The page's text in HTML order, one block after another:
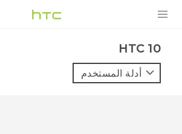
VIVE
HTC 10‎
أدلة المستخدم